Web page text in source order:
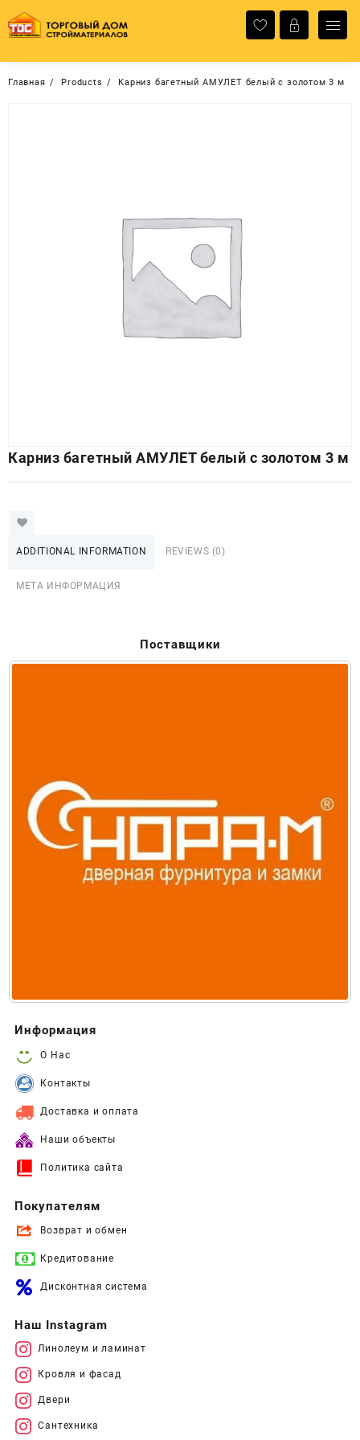
содержимому
Главная Products Карниз багетный АМУЛЕТ белый с золотом 3 м
Карниз багетный АМУЛЕТ белый с золотом 3 м
ADDITIONAL INFORMATION REVIEWS (0)
МЕТА ИНФОРМАЦИЯ
Поставщики
Информация
О Нас
Контакты
Доставка и оплата
Наши объекты
Политика сайта
Покупателям
Возврат и обмен
Кредитование
Дисконтная система
Наш Instagram
Линолеум и ламинат
Кровля и фасад
Двери
Сантехника